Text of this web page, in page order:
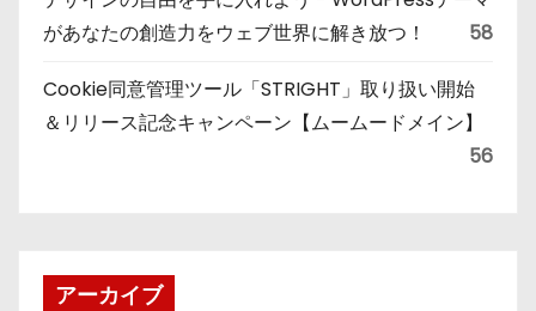
があなたの創造力をウェブ世界に解き放つ！
58
Cookie同意管理ツール「STRIGHT」取り扱い開始
＆リリース記念キャンペーン【ムームードメイン】
56
アーカイブ